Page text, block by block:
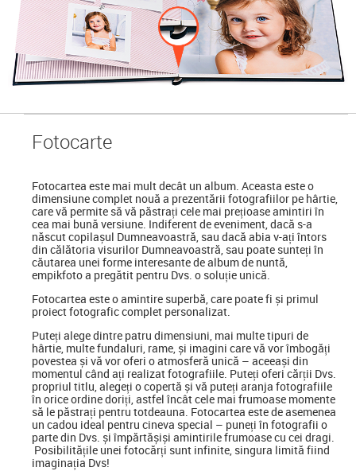
Fotocarte
Fotocartea este mai mult decât un album. Aceasta este o
dimensiune complet nouă a prezentării fotografiilor pe hârtie,
care vă permite să vă păstrați cele mai prețioase amintiri în
cea mai bună versiune. Indiferent de eveniment, dacă s-a
născut copilașul Dumneavoastră, sau dacă abia v-ați întors
din călătoria visurilor Dumneavoastră, sau poate sunteți în
căutarea unei forme interesante de album de nuntă,
empikfoto a pregătit pentru Dvs. o soluție unică.
Fotocartea este o amintire superbă, care poate fi și primul
proiect fotografic complet personalizat.
Puteți alege dintre patru dimensiuni, mai multe tipuri de
hârtie, multe fundaluri, rame, și imagini care vă vor îmbogăți
povestea și vă vor oferi o atmosferă unică – aceeași din
momentul când ați realizat fotografiile. Puteți oferi cărții Dvs.
propriul titlu, alegeți o copertă și vă puteți aranja fotografiile
în orice ordine doriți, astfel încât cele mai frumoase momente
să le păstrați pentru totdeauna. Fotocartea este de asemenea
un cadou ideal pentru cineva special – puneți în fotografii o
parte din Dvs. și împărtășiși amintirile frumoase cu cei dragi.
Posibilitățile unei fotocărți sunt infinite, singura limită fiind
imaginația Dvs!